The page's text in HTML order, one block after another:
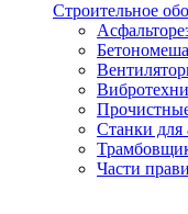
Строительное
Станки для
Части